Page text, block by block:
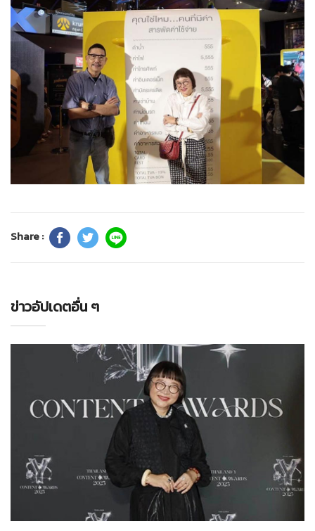
Share :
ข่าวอัปเดตอื่น ๆ
28-07-2569